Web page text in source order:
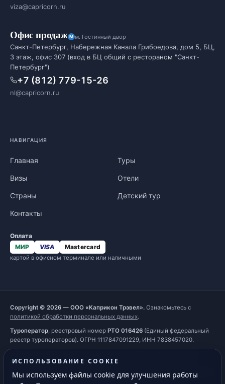
ИСПОЛЬЗОВАНИЕ COOKIE
Мы используем файлы cookie для улучшения работы
viza@capricorn.ru
Офис продаж м. Гостинный двор
Санкт-Петербург, Набережная Канала Грибоедова, дом 5, БЦ,
3 этаж, офис 307 (вход в БЦ общий с рестораном "Санкт-
Петербург")
+7 (812) 779-15-26
nl@capricorn.ru
НАВИГАЦИЯ
Главная Туры
Визы Отели
Страны Детский тур
Контакты
Оплата
МИР
VISA Mastercard
картой в офисном терминале или наличными
Copyright © 2026 — ООО «Каприкон Трэвел». Ознакомьтесь с
политикой обработки персональных данных.
Туроператор, реестровый номер РТО 016426 (Единый федеральный
реестр туроператоров). ОГРН 1117847091229, ИНН 7838457020.
права. Все права защищены и охраняются законом. Запрещается
использование любых материалов сайта без письменного разрешения
правообладателя. При полном или частичном использовании